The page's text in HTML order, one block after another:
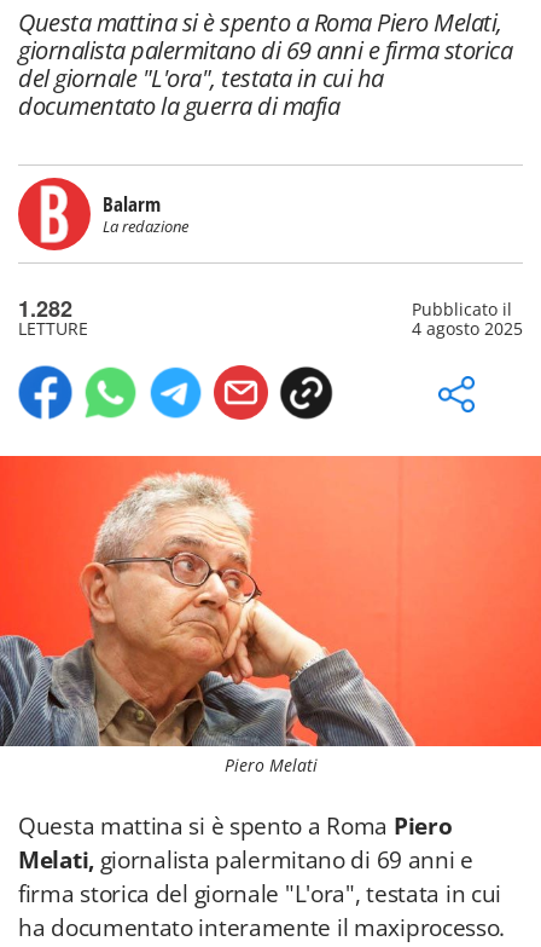
Questa mattina si è spento a Roma Piero Melati,
giornalista palermitano di 69 anni e firma storica
del giornale "L'ora", testata in cui ha
documentato la guerra di mafia
Balarm
La redazione
1.282
LETTURE
Pubblicato il
4 agosto 2025
Piero Melati
Questa mattina si è spento a Roma Piero
Melati,giornalista palermitano di 69 anni e
firma storica del giornale "L'ora", testata in cui
ha documentato interamente il maxiprocesso.